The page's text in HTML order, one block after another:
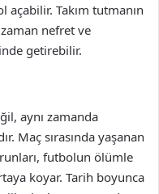
açabilir. Takım tutmanın
nefret ve
getirebilir.
aynı zamanda
Maç sırasında yaşanan
futbolun ölümle
koyar. Tarih boyunca